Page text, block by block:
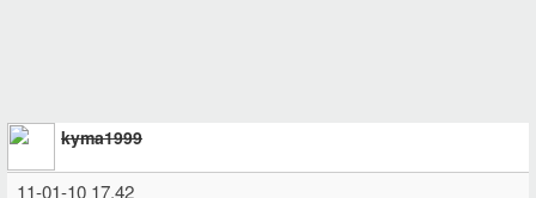
kyma1999
11-01-10 17.42